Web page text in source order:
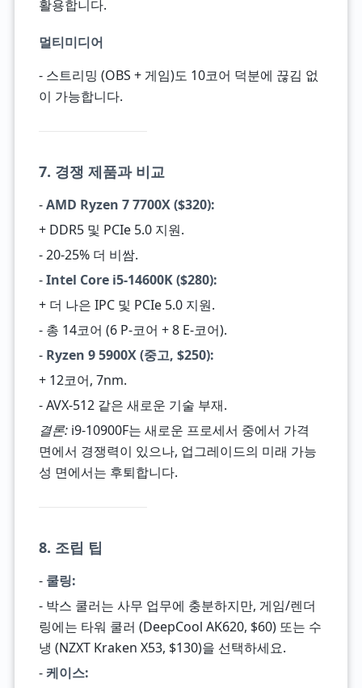
활용합니다.
멀티미디어
- 스트리밍 (OBS + 게임)도 10코어 덕분에 끊김 없
이 가능합니다.
7. 경쟁 제품과 비교
-AMD Ryzen 7 7700X ($320):
+ DDR5 및 PCIe 5.0 지원.
- 20-25% 더 비쌈.
-Intel Core i5-14600K ($280):
+ 더 나은 IPC 및 PCIe 5.0 지원.
- 총 14코어 (6 P-코어 + 8 E-코어).
- Ryzen 9 5900X (중고, $250):
+ 12코어, 7nm.
- AVX-512 같은 새로운 기술 부재.
결론:i9-10900F는 새로운 프로세서 중에서 가격
면에서 경쟁력이 있으나, 업그레이드의 미래 가능
성 면에서는 후퇴합니다.
8. 조립 팁
- 쿨링:
- 박스 쿨러는 사무 업무에 충분하지만, 게임/렌더
링에는 타워 쿨러 (DeepCool AK620, $60) 또는 수
냉 (NZXT Kraken X53, $130)을 선택하세요.
-케이스: